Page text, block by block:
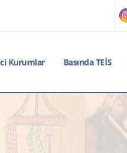
Kurumlar Basında TEİS